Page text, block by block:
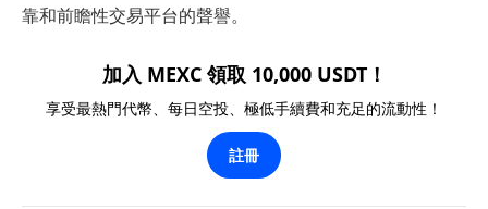
靠和前瞻性交易平台的聲譽。
加入 MEXC 領取 10,000 USDT！
享受最熱門代幣、每日空投、極低手續費和充足的流動性！
註冊